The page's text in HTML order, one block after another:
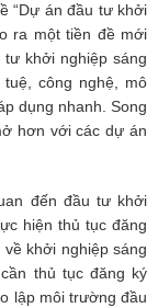
“Dự án đầu tư khởi
ra một tiền đề mới
khởi nghiệp sáng
công nghệ, mô
dụng nhanh. Song
hơn với các dự án
đến đầu tư khởi
hiện thủ tục đăng
khởi nghiệp sáng
thủ tục đăng ký
lập môi trường đầu